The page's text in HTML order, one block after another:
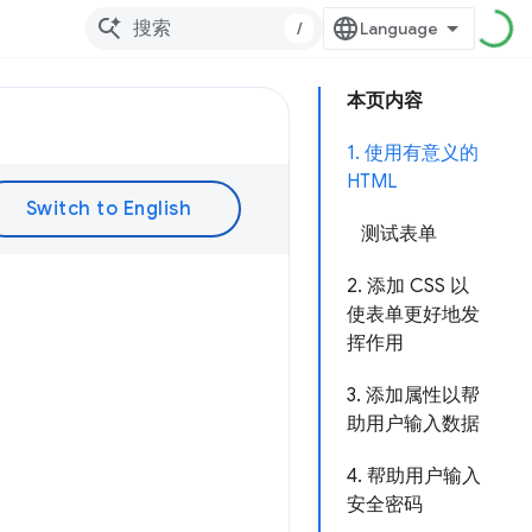
/
本页内容
1. 使用有意义的
HTML
测试表单
2. 添加 CSS 以
使表单更好地发
挥作用
3. 添加属性以帮
助用户输入数据
4. 帮助用户输入
安全密码